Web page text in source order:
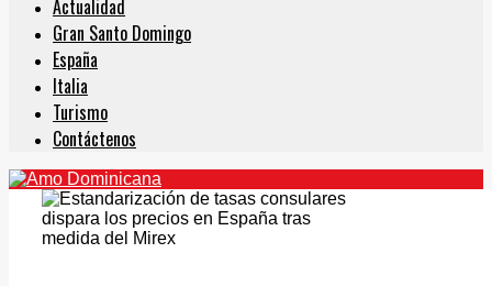
Actualidad
Gran Santo Domingo
España
Italia
Turismo
Contáctenos